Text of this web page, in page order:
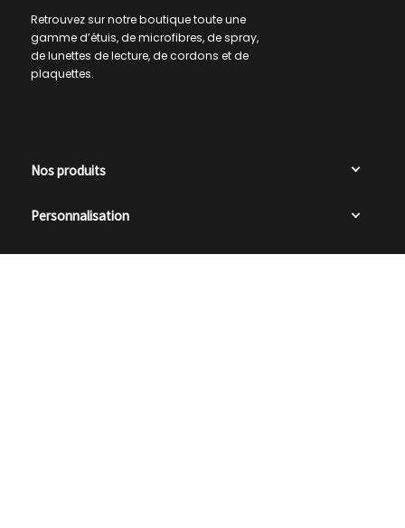
Retrouvez sur notre boutique toute une
gamme d’étuis, de microfibres, de spray,
de lunettes de lecture, de cordons et de
plaquettes.
Nos produits
Personnalisation